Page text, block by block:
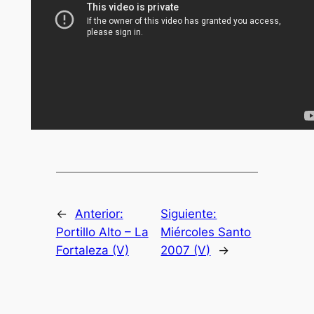
← Anterior:
Portillo Alto – La
Fortaleza (V)
Siguiente:
Miércoles Santo
2007 (V)
→